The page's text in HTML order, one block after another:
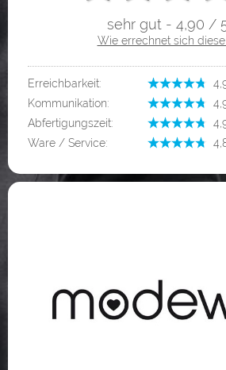
sehr gut - 4,90 /
Wie errechnet sich
Erreichbarkeit:
Kommunikation:
Abfertigungszeit:
Ware / Service: